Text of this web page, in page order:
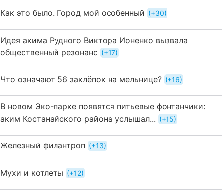
Как это было. Город мой особенный +30
Идея акима Рудного Виктора Ионенко вызвала
общественный резонанс
+17
Что означают 56 заклёпок на мельнице? +16
В новом Эко-парке появятся питьевые фонтанчики:
аким Костанайского района услышал...
+15
Железный филантроп +13
Мухи и котлеты +12